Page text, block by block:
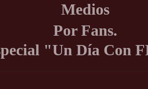
Medios
Por Fans.
"Un Día Con